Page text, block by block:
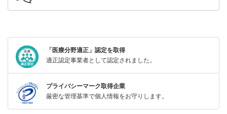
「医療分野適正」認定を取得
適正認定事業者として認定されました。
プライバシーマーク取得企業
厳密な管理基準で個人情報をお守りします。